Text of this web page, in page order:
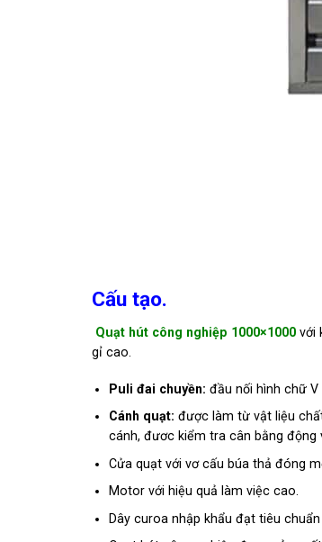
Cấu tạo.
Quạt hút công nghiệp 1000×1000 với
gỉ cao.
Puli đai chuyền: đầu nối hình chữ
Cánh quạt: được làm từ vật liệu
cánh, đươc kiểm tra cân bằng
Cửa quạt với vơ cấu búa thả đóng
Motor với hiệu quả làm việc cao.
Dây curoa nhập khẩu đạt tiêu chuẩn